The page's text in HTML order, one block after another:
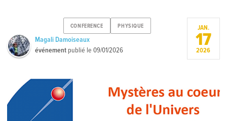
CONFERENCE PHYSIQUE
Magali Damoiseaux
événement publié le09/01/2026
JAN.
17
2026